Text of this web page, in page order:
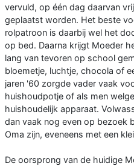
vervuld, op één dag daarvan
geplaatst worden. Het beste
rolpatroon is daarbij wel het
op bed. Daarna krijgt Moeder
lang van tevoren op school
bloemetje, luchtje, chocola of
jaren '60 zorgde vader vaak
huishoudpotje of als men
huishoudelijk apparaat.
dan vaak nog even op bezoek
Oma zijn, eveneens met een
De oorsprong van de huidige